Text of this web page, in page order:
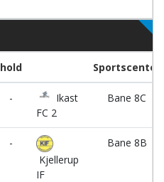
hold Sportscenter
-
Ikast
FC 2
Bane 8C
-
Kjellerup
IF
Bane 8B